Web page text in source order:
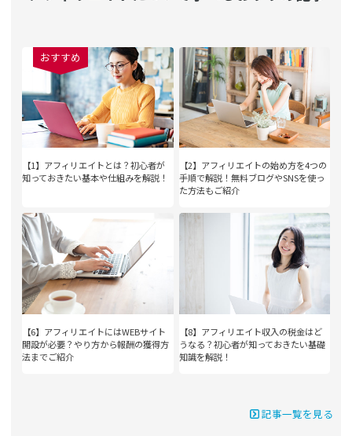
おすすめ
【1】アフィリエイトとは？初心者が
知っておきたい基本や仕組みを解説！
【2】アフィリエイトの始め方を4つの
手順で解説！無料ブログやSNSを使っ
た方法もご紹介
【6】アフィリエイトにはWEBサイト
開設が必要？やり方から報酬の獲得方
法までご紹介
【8】アフィリエイト収入の税金はど
うなる？初心者が知っておきたい基礎
知識を解説！
記事一覧を見る